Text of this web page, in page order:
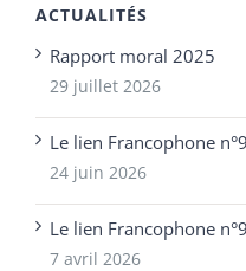
ACTUALITÉS
Rapport moral 2025
29 juillet 2026
Le lien Francophone
24 juin 2026
Le lien Francophone
7 avril 2026